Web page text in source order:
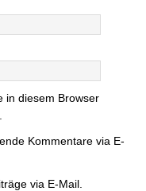
in diesem Browser
Kommentare via E-
via E-Mail.